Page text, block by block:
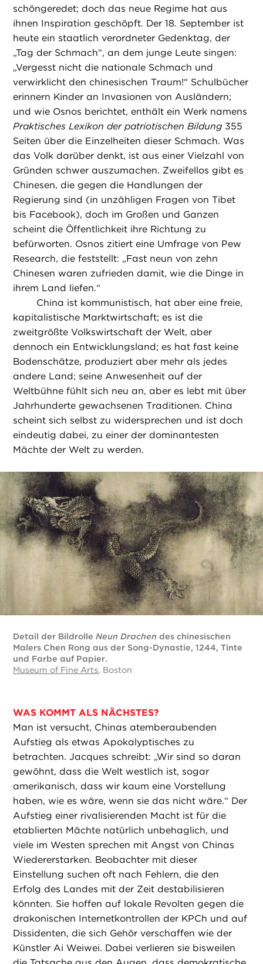
schöngeredet; doch das neue Regime hat aus
ihnen Inspiration geschöpft. Der 18. September ist
heute ein staatlich verordneter Gedenktag, der
„Tag der Schmach“, an dem junge Leute singen:
„Vergesst nicht die nationale Schmach und
verwirklicht den chinesischen Traum!“ Schulbücher
erinnern Kinder an Invasionen von Ausländern;
und wie Osnos berichtet, enthält ein Werk namens
Praktisches Lexikon der patriotischen Bildung 355
Seiten über die Einzelheiten dieser Schmach. Was
das Volk darüber denkt, ist aus einer Vielzahl von
Gründen schwer auszumachen. Zweifellos gibt es
Chinesen, die gegen die Handlungen der
Regierung sind (in unzähligen Fragen von Tibet
bis Facebook), doch im Großen und Ganzen
scheint die Öffentlichkeit ihre Richtung zu
befürworten. Osnos zitiert eine Umfrage von Pew
Research, die feststellt: „Fast neun von zehn
Chinesen waren zufrieden damit, wie die Dinge in
ihrem Land liefen.“
China ist kommunistisch, hat aber eine freie,
kapitalistische Marktwirtschaft; es ist die
zweitgrößte Volkswirtschaft der Welt, aber
dennoch ein Entwicklungsland; es hat fast keine
Bodenschätze, produziert aber mehr als jedes
andere Land; seine Anwesenheit auf der
Weltbühne fühlt sich neu an, aber es lebt mit über
Jahrhunderte gewachsenen Traditionen. China
scheint sich selbst zu widersprechen und ist doch
eindeutig dabei, zu einer der dominantesten
Mächte der Welt zu werden.
Detail der BildrolleNeun Drachen des chinesischen
Malers Chen Rong aus der Song-Dynastie, 1244, Tinte
und Farbe auf Papier.
Museum of Fine Arts, Boston
WAS KOMMT ALS NÄCHSTES?
Man ist versucht, Chinas atemberaubenden
Aufstieg als etwas Apokalyptisches zu
betrachten. Jacques schreibt: „Wir sind so daran
gewöhnt, dass die Welt westlich ist, sogar
amerikanisch, dass wir kaum eine Vorstellung
haben, wie es wäre, wenn sie das nicht wäre.“ Der
Aufstieg einer rivalisierenden Macht ist für die
etablierten Mächte natürlich unbehaglich, und
viele im Westen sprechen mit Angst von Chinas
Wiedererstarken. Beobachter mit dieser
Einstellung suchen oft nach Fehlern, die den
Erfolg des Landes mit der Zeit destabilisieren
könnten. Sie hoffen auf lokale Revolten gegen die
drakonischen Internetkontrollen der KPCh und auf
Dissidenten, die sich Gehör verschaffen wie der
Künstler Ai Weiwei. Dabei verlieren sie bisweilen